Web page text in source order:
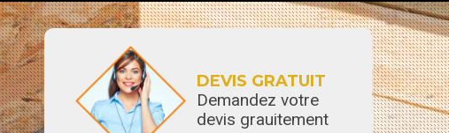
DEVIS GRATUIT
Demandez votre
devis grauitement